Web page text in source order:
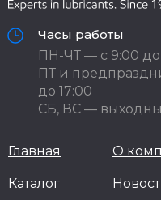
Часы работы
ПН-ЧТ — с 9:00 до
ПТ и
до 17:00
СБ, ВС —
Главная
Каталог
О